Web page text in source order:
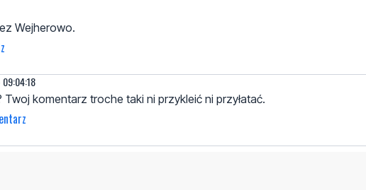
Wejherowo.
komentarz troche taki ni przykleić ni przyłatać.